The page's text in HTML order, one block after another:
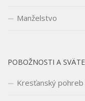
Manželstvo
POBOŽNOSTI A
Kresťanský pohreb